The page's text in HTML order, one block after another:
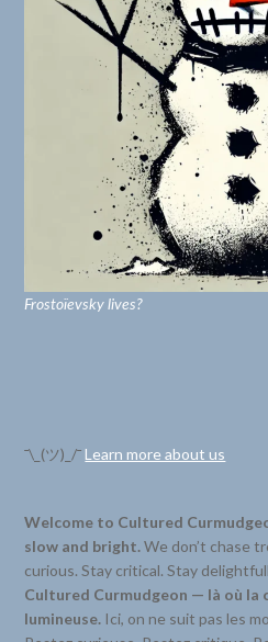
Frostoïevsky lives?
¯\_(ツ)_/¯Learn more about us
Welcome to Cultured
slow and bright.We don’t chase
curious. Stay critical. Stay
Cultured Curmudgeon — là où
lumineuse. Ici, on ne suit pas les